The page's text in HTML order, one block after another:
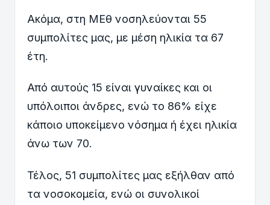
Ακόμα, στη ΜΕθ νοσηλεύονται 55
συμπολίτες μας, με μέση ηλικία τα 67
έτη.
Από αυτούς 15 είναι γυναίκες και οι
υπόλοιποι άνδρες, ενώ το 86% είχε
κάποιο υποκείμενο νόσημα ή έχει ηλικία
άνω των 70.
Τέλος, 51 συμπολίτες μας εξήλθαν από
τα νοσοκομεία, ενώ οι συνολικοί